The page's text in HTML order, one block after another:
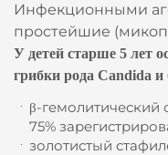
Инфекционными
простейшие
У детей старше 5 лет
грибки рода Candida и
β-гемолитический
75%
золотистый